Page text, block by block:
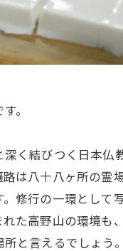
。
く結びつく日本
は八十八ヶ所の
修行の一環とし
た高野山の環境も
と言えるでしょう